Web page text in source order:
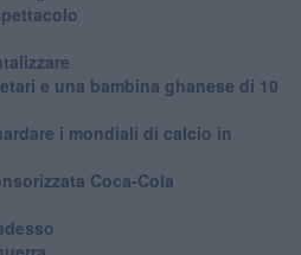
e una bambina ghanese di 10
i mondiali di calcio in
Coca-Cola